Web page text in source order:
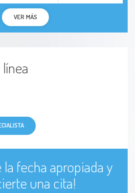
VER MÁS
la fecha apropiada y
una cita!